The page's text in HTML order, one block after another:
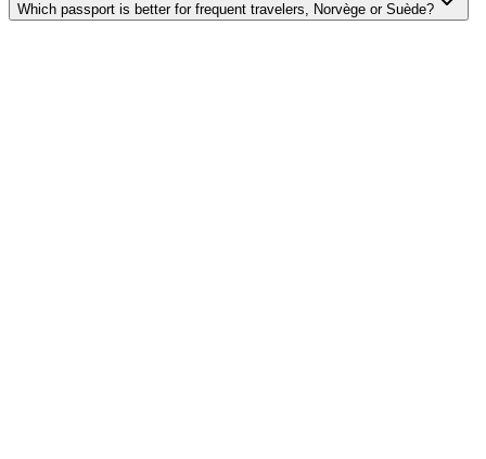
Which passport is better for frequent travelers, Norvège or Suède?